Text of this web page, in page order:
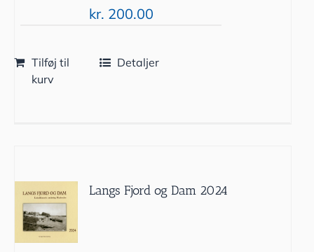
kr. 200.00
Tilføj til
kurv
Detaljer
Langs Fjord og Dam 2024